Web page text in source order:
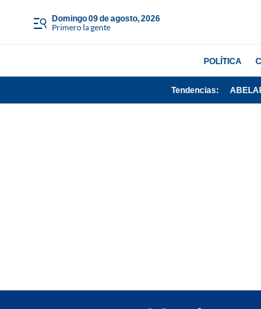
domingo 09 de agosto, 2026
Primero la gente
POLÍTICA
Tendencias: